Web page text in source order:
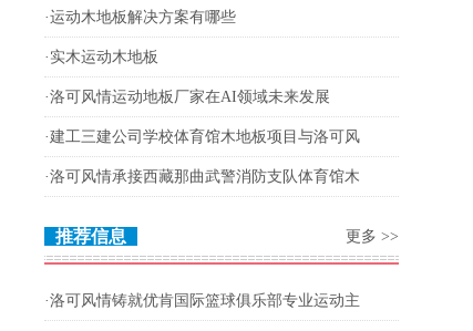
·运动木地板解决方案有哪些
· 实木运动木地板
·洛可风情运动地板厂家在AI领域未来发展
·建工三建公司学校体育馆木地板项目与洛可风
·洛可风情承接西藏那曲武警消防支队体育馆木
推荐信息 更多 >>
·洛可风情铸就优肯国际篮球俱乐部专业运动主